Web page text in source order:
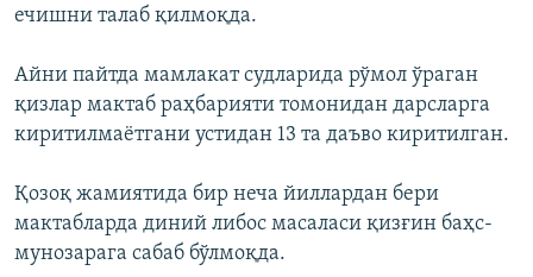
ечишни талаб қилмоқда.
Айни пайтда мамлакат судларида рўмол ўраган
қизлар мактаб раҳбарияти томонидан дарсларга
киритилмаётгани устидан 13 та даъво киритилган.
Қозоқ жамиятида бир неча йиллардан бери
мактабларда диний либос масаласи қизғин баҳс-
мунозарага сабаб бўлмоқда.